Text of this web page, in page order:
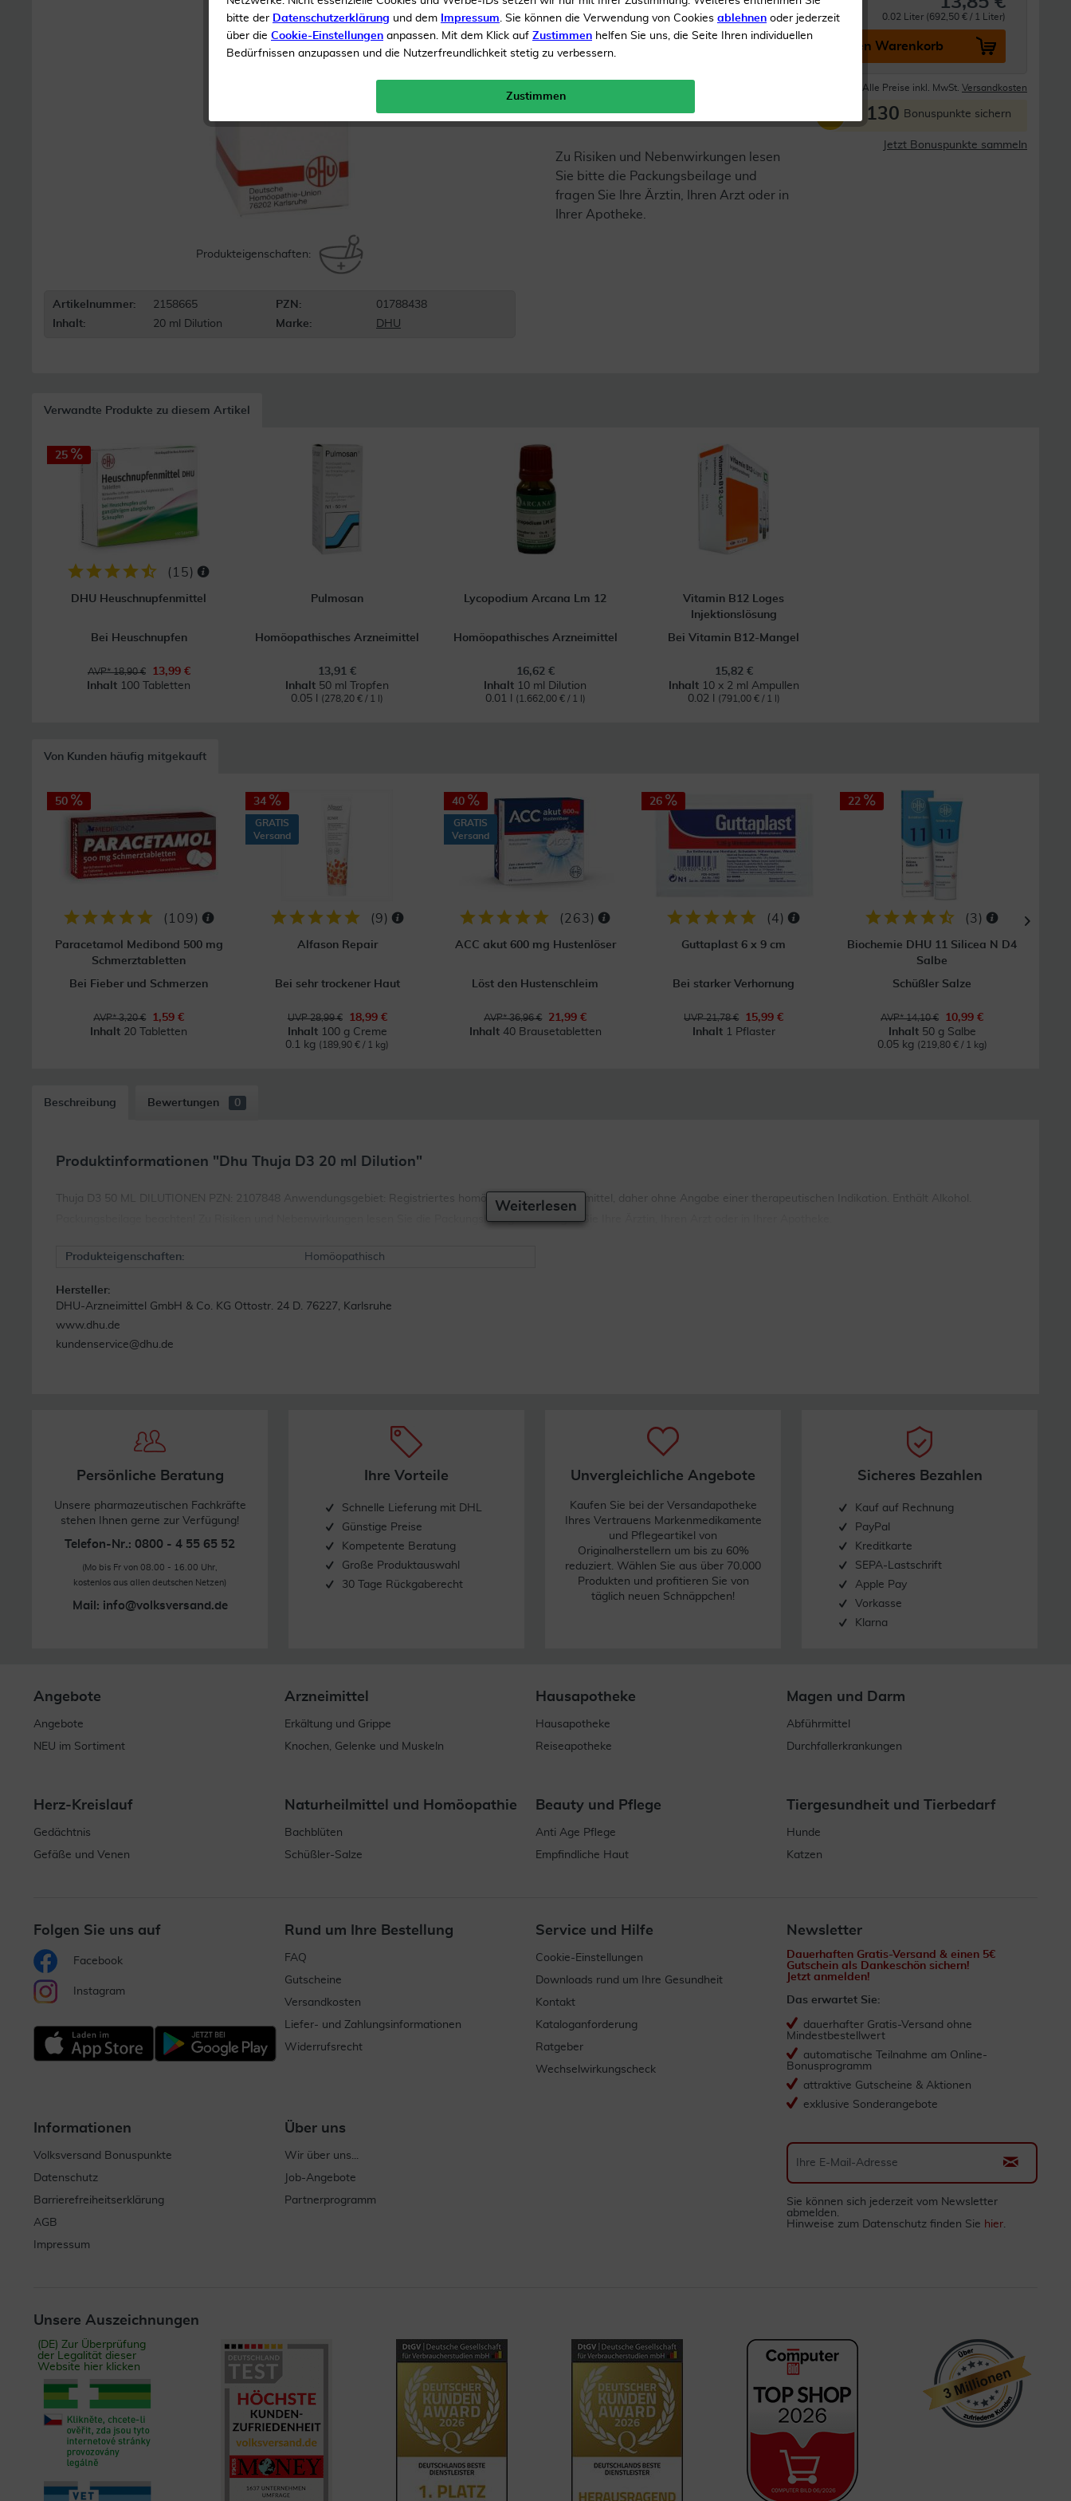
Produkteigenschaften:
Artikelnummer: 2158665 PZN:
01788438
Inhalt:
20 ml Dilution Marke: DHU
Inhalt20 ml Dilution
0.02 Liter (692,50 € / 1 Liter)
In den Warenkorb
Alle Preise inkl. MwSt. Versandkosten
130 Bonuspunkte sichern
Jetzt Bonuspunkte sammeln
Zu Risiken und Nebenwirkungen lesen
Sie bitte die Packungsbeilage und
fragen Sie Ihre Ärztin, Ihren Arzt oder in
Ihrer Apotheke.
Verwandte Produkte zu diesem Artikel
25
( 15)
DHU Heuschnupfenmittel
Bei Heuschnupfen
AVP* 18,90 €
13,99 €
Inhalt 100 Tabletten
Pulmosan
Homöopathisches Arzneimittel
13,91 €
Inhalt 50 ml Tropfen
0.05 l
(278,20 € / 1 l)
Lycopodium Arcana Lm 12
Homöopathisches Arzneimittel
16,62 €
Inhalt 10 ml Dilution
0.01 l
(1.662,00 € / 1 l)
Vitamin B12 Loges
Injektionslösung
Bei Vitamin B12-Mangel
15,82 €
Inhalt 10 x 2 ml Ampullen
0.02 l
(791,00 € / 1 l)
Von Kunden häufig mitgekauft
50
( 109)
Paracetamol Medibond 500 mg
Schmerztabletten
Bei Fieber und Schmerzen
AVP* 3,20 €
1,59 €
Inhalt 20 Tabletten
34
GRATIS
Versand
(9)
Alfason Repair
Bei sehr trockener Haut
UVP 28,99 €
18,99 €
Inhalt 100 g Creme
0.1 kg (189,90 € / 1 kg)
40
GRATIS
Versand
(263)
ACC akut 600 mg Hustenlöser
Löst den Hustenschleim
AVP* 36,96 €
21,99 €
Inhalt 40 Brausetabletten
26
(4)
Guttaplast 6 x 9 cm
Bei starker Verhornung
UVP 21,78 €
15,99 €
Inhalt 1 Pflaster
22
(3)
Biochemie DHU 11 Silicea N D4
Salbe
Schüßler Salze
AVP* 14,10 €
10,99 €
Inhalt 50 g Salbe
0.05 kg (219,80 € / 1 kg)
Beschreibung Bewertungen 0
Produktinformationen "Dhu Thuja D3 20 ml Dilution"
Thuja D3 50 ML DILUTIONEN PZN: 2107848 Anwendungsgebiet: Registriertes homöopathisches Arzneimittel, daher ohne Angabe einer therapeutischen Indikation. Enthält Alkohol.
Packungsbeilage beachten! Zu Risiken und Nebenwirkungen lesen Sie die Packungsbeilage und fragen Sie Ihre Ärztin, Ihren Arzt oder in Ihrer Apotheke.
Weiterlesen
Produkteigenschaften: Homöopathisch
Hersteller:
DHU-Arzneimittel GmbH & Co. KG Ottostr. 24 D. 76227, Karlsruhe
www.dhu.de
kundenservice@dhu.de
Persönliche Beratung
Unsere pharmazeutischen Fachkräfte
stehen Ihnen gerne zur Verfügung!
Telefon-Nr.: 0800 - 4 55 65 52
(Mo bis Fr von 08.00 - 16.00 Uhr,
kostenlos aus allen deutschen Netzen)
Mail: info@volksversand.de
Ihre Vorteile
Schnelle Lieferung mit DHL
Günstige Preise
Kompetente Beratung
Große Produktauswahl
30 Tage Rückgaberecht
Unvergleichliche Angebote
Kaufen Sie bei der Versandapotheke
Ihres Vertrauens Markenmedikamente
und Pflegeartikel von
Originalherstellern um bis zu 60%
reduziert. Wählen Sie aus über 70.000
Produkten und profitieren Sie von
täglich neuen Schnäppchen!
Sicheres Bezahlen
Kauf auf Rechnung
PayPal
Kreditkarte
SEPA-Lastschrift
Apple Pay
Vorkasse
Klarna
Angebote
Angebote
NEU im Sortiment
Arzneimittel
Erkältung und Grippe
Knochen, Gelenke und Muskeln
Hausapotheke
Hausapotheke
Reiseapotheke
Magen und Darm
Abführmittel
Durchfallerkrankungen
Herz-Kreislauf
Gedächtnis
Gefäße und Venen
Naturheilmittel und Homöopathie
Bachblüten
Schüßler-Salze
Beauty und Pflege
Anti Age Pflege
Empfindliche Haut
Tiergesundheit und Tierbedarf
Hunde
Katzen
Folgen Sie uns auf
Facebook
Instagram
Rund um Ihre Bestellung
FAQ
Gutscheine
Versandkosten
Liefer- und Zahlungsinformationen
Widerrufsrecht
Service und Hilfe
Cookie-Einstellungen
Downloads rund um Ihre Gesundheit
Kontakt
Kataloganforderung
Ratgeber
Wechselwirkungscheck
Informationen
Volksversand Bonuspunkte
Datenschutz
Barrierefreiheitserklärung
AGB
Impressum
Über uns
Wir über uns...
Job-Angebote
Partnerprogramm
Newsletter
Dauerhaften Gratis-Versand & einen 5€
Gutschein als Dankeschön sichern!
Jetzt anmelden!
Das erwartet Sie:
dauerhafter Gratis-Versand ohne
Mindestbestellwert
automatische Teilnahme am Online-
Bonusprogramm
attraktive Gutscheine & Aktionen
exklusive Sonderangebote
Sie können sich jederzeit vom Newsletter
abmelden.
Hinweise zum Datenschutz finden Sie hier.
Unsere Auszeichnungen
(DE) Zur Überprüfung
der Legalität dieser
Website hier klicken
bitte der Datenschutzerklärung und dem Impressum. Sie können die Verwendung von Cookies ablehnen oder jederzeit
über die Cookie-Einstellungen anpassen. Mit dem Klick auf Zustimmen helfen Sie uns, die Seite Ihren individuellen
Bedürfnissen anzupassen und die Nutzerfreundlichkeit stetig zu verbessern.
Zustimmen